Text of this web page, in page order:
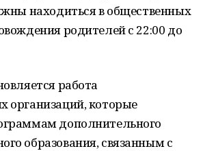
находиться в общественных
родителей с 22:00 до
работа
организаций, которые
дополнительного
образования, связанным с